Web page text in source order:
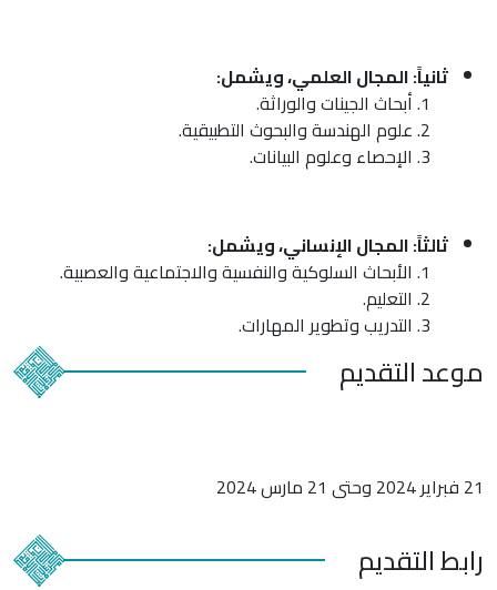
ثانياً: المجال العلمي، ويشمل:
أبحاث الجينات والوراثة.
علوم الهندسة والبحوث التطبيقية.
الإحصاء وعلوم البيانات.
ثالثاً: المجال الإنساني، ويشمل:
الأبحاث السلوكية والنفسية والاجتماعية والعصبية.
التعليم.
التدريب وتطوير المهارات.
موعدالتقديم
21 فبراير 2024 وحتى 21 مارس 2024
رابطالتقديم